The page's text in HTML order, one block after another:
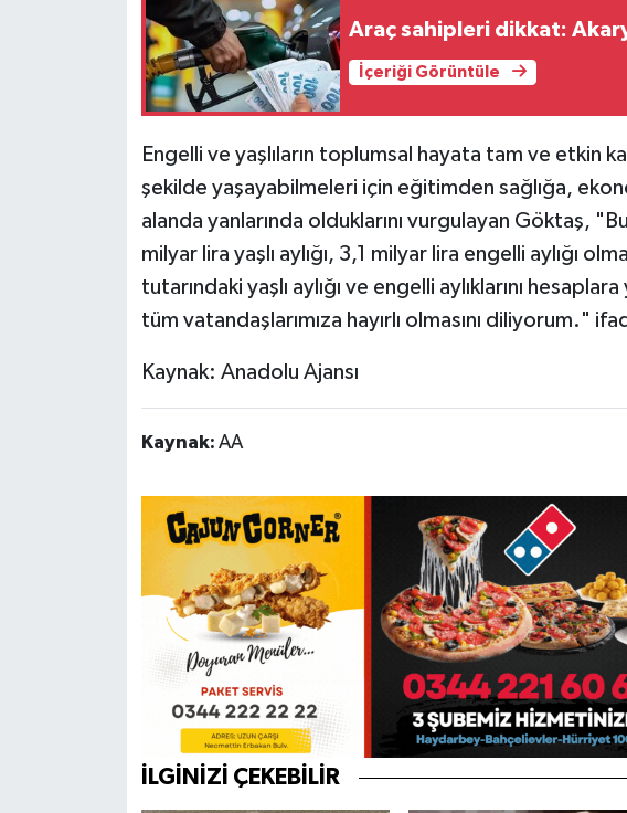
Araç sahipleri dikkat:
İçeriği Görüntüle
Engelli ve yaşlıların toplumsal hayata tam ve etkin
şekilde yaşayabilmeleri için eğitimden sağlığa,
alanda yanlarında olduklarını vurgulayan Göktaş,
milyar lira yaşlı aylığı, 3,1 milyar lira engelli aylığı
tutarındaki yaşlı aylığı ve engelli aylıklarını
tüm vatandaşlarımıza hayırlı olmasını diliyorum."
Kaynak: Anadolu Ajansı
Kaynak: AA